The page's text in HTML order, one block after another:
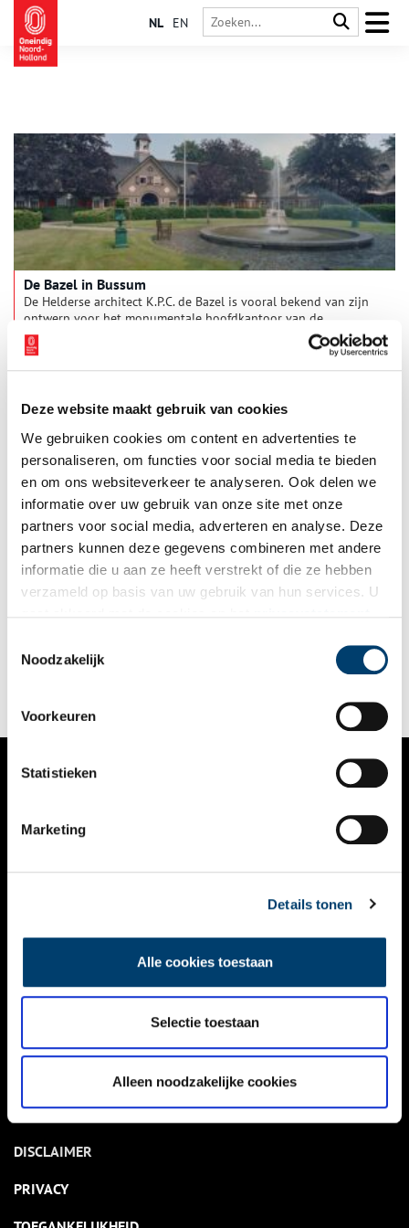
Deze website maakt gebruik van cookies
We gebruiken cookies om content en advertenties te
personaliseren, om functies voor social media te bieden
en om ons websiteverkeer te analyseren. Ook delen we
informatie over uw gebruik van onze site met onze
partners voor social media, adverteren en analyse. Deze
partners kunnen deze gegevens combineren met andere
informatie die u aan ze heeft verstrekt of die ze hebben
verzameld op basis van uw gebruik van hun services. U
Noodzakelijk
Voorkeuren
Statistieken
Marketing
Details tonen
Alle cookies toestaan
Selectie toestaan
Alleen noodzakelijke cookies
NL EN
De Bazel in Bussum
De Helderse architect K.P.C. de Bazel is vooral bekend van zijn
ontwerp voor het monumentale hoofdkantoor van de
Nederlandsche Handel-Maatschappij in Amsterdam, een
gebouw dat zijn naam draagt. Maar weinig mensen weten dat
hij ook in het Gooi actief is geweest. In zijn woonplaats
modelmelkerij.
Landgoed Oud-Bussem
Midden in ´t Gooi, tussen bossen en een villapark, ligt de
rijksmonumentale buitenplaats Oud-Bussem. Met de Oud
gelegen villa’s zijn uit het zicht onttrokken door bomen en
struiken.
NIEUWS
KALENDER
ACTIVITEITEN
NIEUWSBRIEF
DISCLAIMER
PRIVACY